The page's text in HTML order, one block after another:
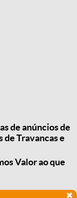
de anúncios de
Travancas e
Valor ao que